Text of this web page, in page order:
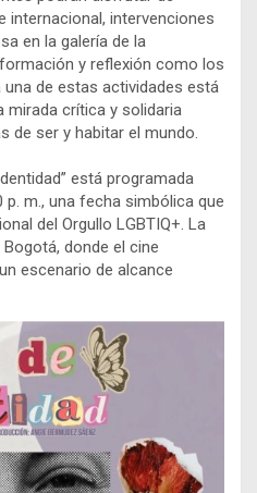
internacional, intervenciones
en la galería de la
y reflexión como los
de estas actividades está
mirada crítica y solidaria
de ser y habitar el mundo.
está programada
p. m., una fecha simbólica que
del Orgullo LGBTIQ+. La
donde el cine
escenario de alcance